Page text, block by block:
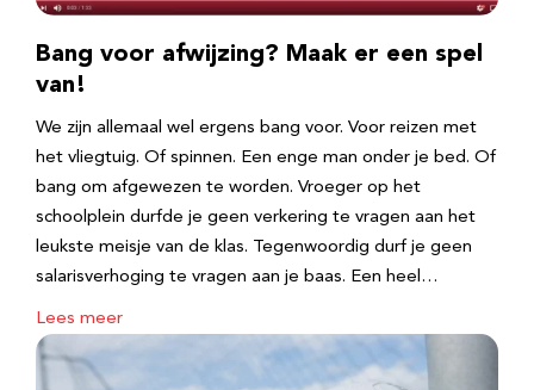
Bang voor afwijzing? Maak er een spel
van!
We zijn allemaal wel ergens bang voor. Voor reizen met
het vliegtuig. Of spinnen. Een enge man onder je bed. Of
bang om afgewezen te worden. Vroeger op het
schoolplein durfde je geen verkering te vragen aan het
leukste meisje van de klas. Tegenwoordig durf je geen
salarisverhoging te vragen aan je baas. Een heel…
Lees meer